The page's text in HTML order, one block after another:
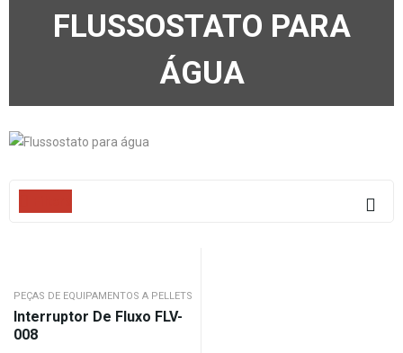
FLUSSOSTATO PARA
ÁGUA
PEÇAS DE EQUIPAMENTOS A PELLETS
Interruptor De Fluxo FLV-
008